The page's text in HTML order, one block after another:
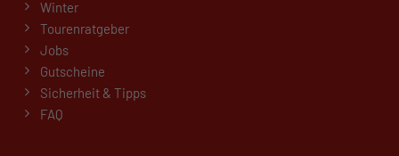
Winter
Tourenratgeber
Jobs
Gutscheine
Sicherheit & Tipps
FAQ